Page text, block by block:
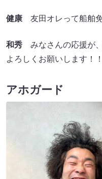
健康 友田オレって船舶
和秀 みなさんの応援が
よろしくお願いします！！
アホガード